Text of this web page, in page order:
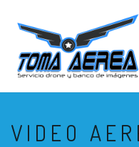
VIDEO